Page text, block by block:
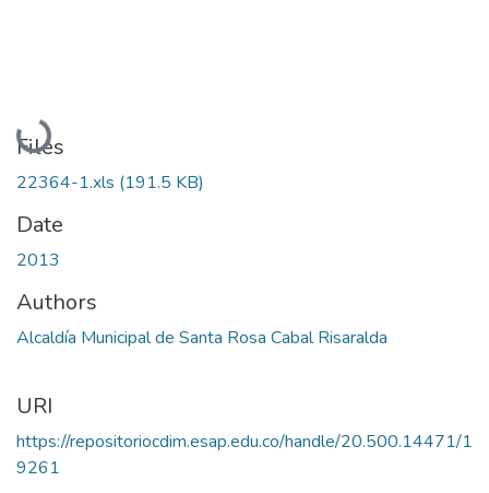
Loading...
Files
22364-1.xls (191.5 KB)
Date
2013
Authors
Alcaldía Municipal de Santa Rosa Cabal Risaralda
URI
https://repositoriocdim.esap.edu.co/handle/20.500.14471/1
9261